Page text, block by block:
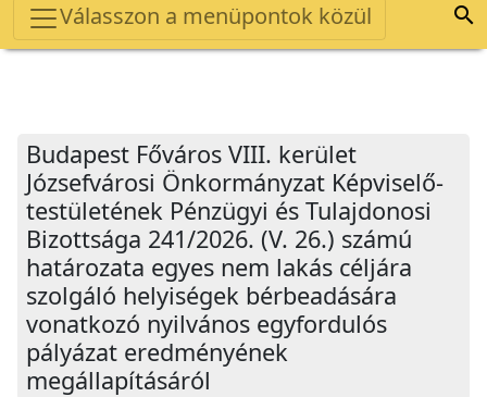
Válasszon a menüpontok közül 
Budapest Főváros VIII. kerület
Józsefvárosi Önkormányzat Képviselő-
testületének Pénzügyi és Tulajdonosi
Bizottsága 241/2026. (V. 26.) számú
határozata egyes nem lakás céljára
szolgáló helyiségek bérbeadására
vonatkozó nyilvános egyfordulós
pályázat eredményének
megállapításáról